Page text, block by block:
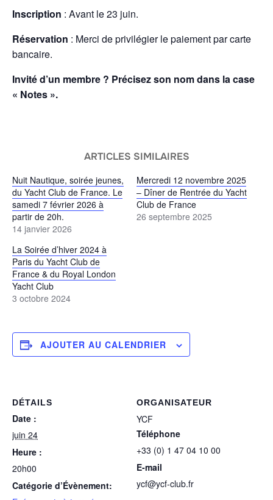
Inscription : Avant le 23 juin.
Réservation : Merci de privilégier le paiement par carte
bancaire.
Invité d’un membre ? Précisez son nom dans la case
« Notes ».
ARTICLES SIMILAIRES
Nuit Nautique, soirée jeunes,
du Yacht Club de France. Le
samedi 7 février 2026 à
partir de 20h.
14 janvier 2026
Mercredi 12 novembre 2025
– Dîner de Rentrée du Yacht
Club de France
26 septembre 2025
La Soirée d’hiver 2024 à
Paris du Yacht Club de
France & du Royal London
Yacht Club
3 octobre 2024
AJOUTER AU CALENDRIER
DÉTAILS
Date :
juin 24
Heure :
20h00
Catégorie d’Évènement:
ORGANISATEUR
YCF
Téléphone
+33 (0) 1 47 04 10 00
E-mail
ycf@ycf-club.fr